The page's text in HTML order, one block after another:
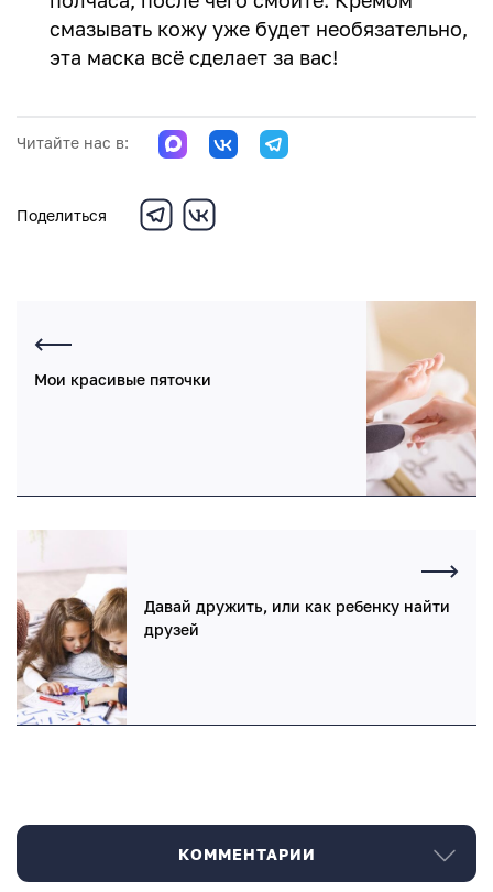
смазывать кожу уже будет необязательно,
эта маска всё сделает за вас!
Читайте нас в:
Поделиться
Мои красивые пяточки
Давай дружить, или как ребенку найти
друзей
КОММЕНТАРИИ